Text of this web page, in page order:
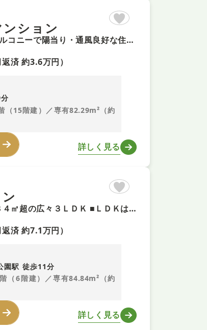
ション
【東南角部屋＋即内覧可！】専有面積82㎡超の4LDK ■南向き×両面バルコニーで陽当り・通風良好な住まい ■LDK15帖以上！開放的な居住空間を提供します ■豊富な収納でスッキリ片付く室内
返済 約3.6万円）
（15階建）／専有82.29m²（約
詳しく見る
【最上階角部屋！令和7年11月リフォーム・即内覧可！】 ■専有面積８４㎡超の広々３ＬＤＫ ■ＬＤＫは１９帖超の開放的な大空間 ■全居室収納付きで片付けもスムーズです
返済 約7.1万円）
園駅 徒歩11分
（6階建）／専有84.84m²（約
詳しく見る